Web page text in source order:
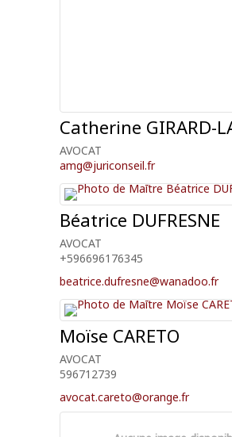
Catherine GIRARD-
AVOCAT
amg@juriconseil.fr
Béatrice DUFRESNE
AVOCAT
+596696176345
beatrice.dufresne@wanadoo.fr
Moïse CARETO
AVOCAT
596712739
avocat.careto@orange.fr